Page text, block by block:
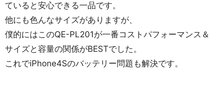
ていると安心できる一品です。
他にも色んなサイズがありますが、
僕的にはこのQE-PL201が一番コストパフォーマンス＆
サイズと容量の関係がBESTでした。
これでiPhone4Sのバッテリー問題も解決です。